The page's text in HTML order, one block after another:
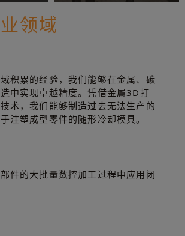
领域
积累的经验，我们能够在金属、碳
中实现卓越精度。凭借金属3D打
术，我们能够制造过去无法生产的
注塑成型零件的随形冷却模具。
件的大批量数控加工过程中应用闭